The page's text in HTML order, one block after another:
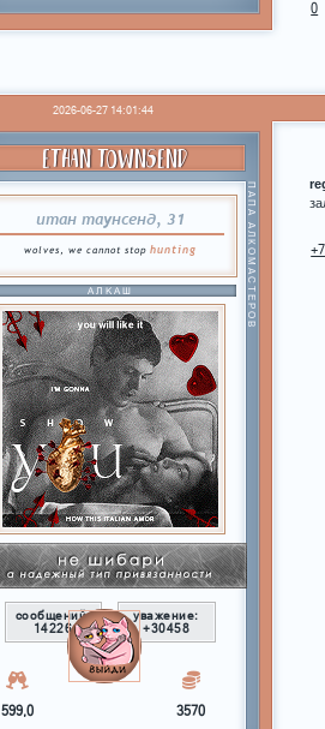
0
2026-06-27 14:01:44
ETHAN TOWNSEND
итан таунсенд, 31
wolves, we cannot stophunting ПАПА АЛКОМАСТЕРОВ
АЛКАШ
сообщений:
14226
уважение:
+30458
599,0 3570
+7